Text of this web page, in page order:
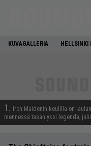
KUVAGALLERIA HELLSINKI
1.
Iron Maidenin keulilla on
mennessä tasan yksi legenda,